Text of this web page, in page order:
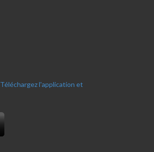
Téléchargez l'application et